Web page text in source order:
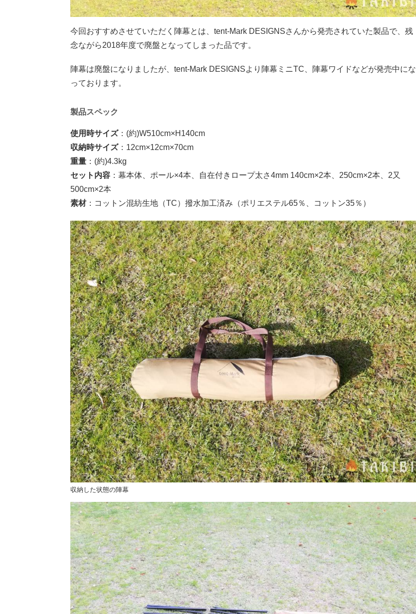
今回おすすめさせていただく陣幕とは、 tent-Mark DESIGNSさんから発売されていた製品で、残
念ながら2018年度で廃盤となってしまった品です。
陣幕は廃盤になりましたが、tent-Mark DESIGNSより陣幕ミニTC、陣幕ワイドなどが発売中にな
っております。
製品スペック
使用時サイズ：(約)W510cm×H 140cm
収納時サイズ： 12cm×12cm×70cm
重量 ：(約)4.3kg
セット内容 ：幕本体、ポール×4本、自在付きロープ太さ4mm 140cm×2本、 250cm×2本、 2又
500cm×2本
素材：コットン混紡生地（TC）撥水加工済み（ポリエステル65％、コットン35％）
収納した状態の陣幕